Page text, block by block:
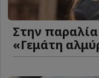
Στην
«Γεμάτη